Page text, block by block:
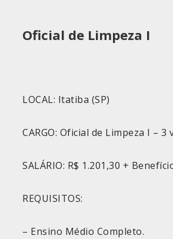
Oficial de Limpeza I
LOCAL: Itatiba (SP)
CARGO: Oficial de Limpeza I – 3
SALÁRIO: R$ 1.201,30 +
REQUISITOS:
– Ensino Médio